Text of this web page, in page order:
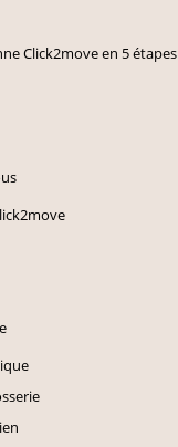
Click2move en 5 étapes